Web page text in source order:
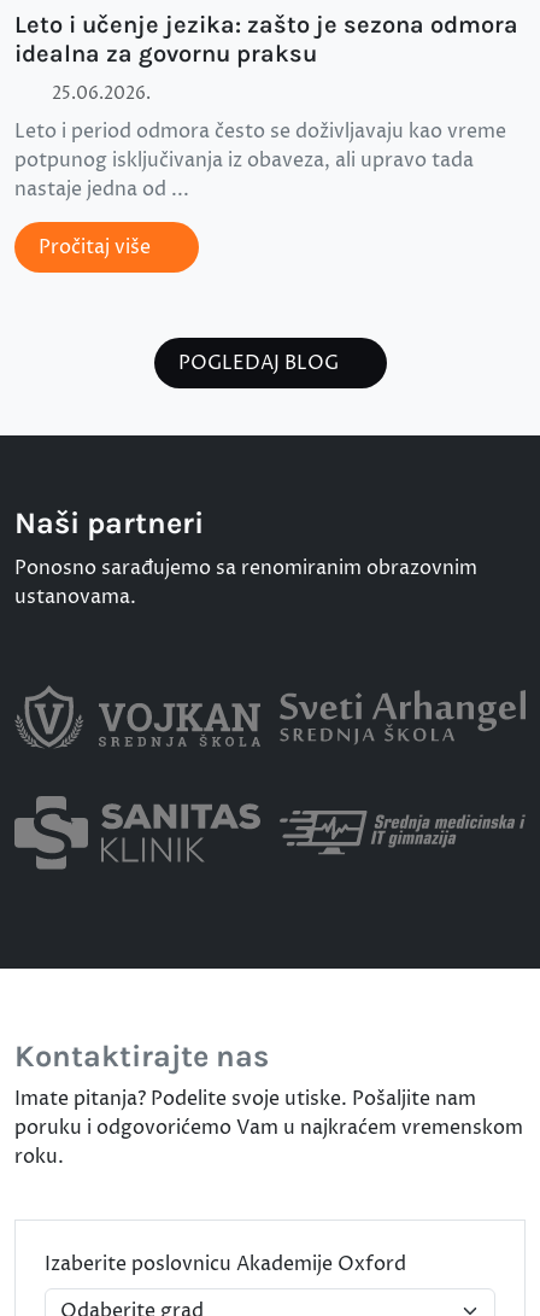
Leto i učenje jezika: zašto je sezona odmora
idealna za govornu praksu
25.06.2026.
Leto i period odmora često se doživljavaju kao vreme
potpunog isključivanja iz obaveza, ali upravo tada
nastaje jedna od ...
Pročitaj više
POGLEDAJ BLOG
Naši partneri
Ponosno sarađujemo sa renomiranim obrazovnim
ustanovama.
Kontaktirajte nas
Imate pitanja? Podelite svoje utiske. Pošaljite nam
poruku i odgovorićemo Vam u najkraćem vremenskom
roku.
Izaberite poslovnicu Akademije Oxford